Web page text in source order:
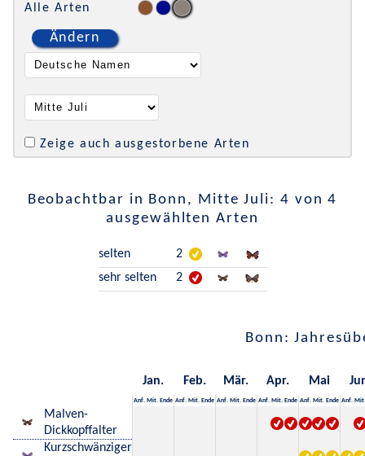
Alle Arten
Ändern
Zeige auch ausgestorbene Arten
Beobachtbar in Bonn, Mitte Juli: 4 von 4
ausgewählten Arten
selten
2
sehr selten
2
Bonn:
Jan. Feb. Mär. Apr. Mai
Anf. Mit. Ende Anf. Mit. Ende Anf. Mit. Ende Anf. Mit. Ende Anf. Mit. Ende Anf. Mit.
Malven-
Dickkopffalter
Kurzschwänziger